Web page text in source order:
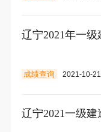
辽宁2021年一
成绩查询 2021-10-21
辽宁2021一级